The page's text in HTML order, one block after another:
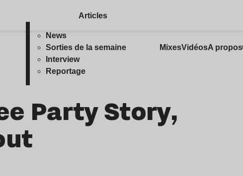
Articles
News
Sorties de la semaine
Interview
Reportage
MixesVidéosA propos
Party Story,